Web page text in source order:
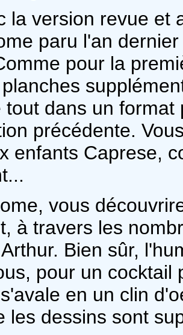
la version revue et
paru l'an
pour la
tout dans un
précédente.
enfants Caprese,
vous
à travers les
Bien sûr,
pour un cocktail
en un clin
les dessins sont